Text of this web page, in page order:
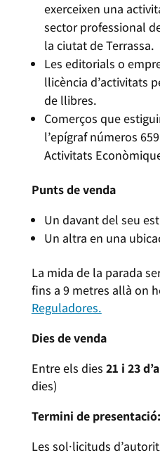
exerceixen una
sector professional
la ciutat de Terrassa.
Les editorials o
llicència d’activitats
de llibres.
Comerços que
l’epígraf números
Activitats
Punts de venda
Un davant del seu
Un altra en una
La mida de la parada
fins a 9 metres allà on
Reguladores.
Dies de venda
Entre els dies 21 i 23
dies)
Termini de presentació:
Les sol·licituds